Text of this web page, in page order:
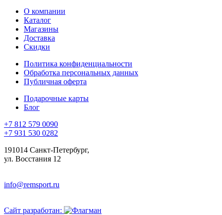
О компании
Каталог
Магазины
Доставка
Скидки
Политика конфиденциальности
Обработка персональных данных
Публичная оферта
Подарочные карты
Блог
+7 812 579 0090
+7 931 530 0282
191014 Санкт-Петербург,
ул. Восстания 12
info@remsport.ru
Сайт разработан: